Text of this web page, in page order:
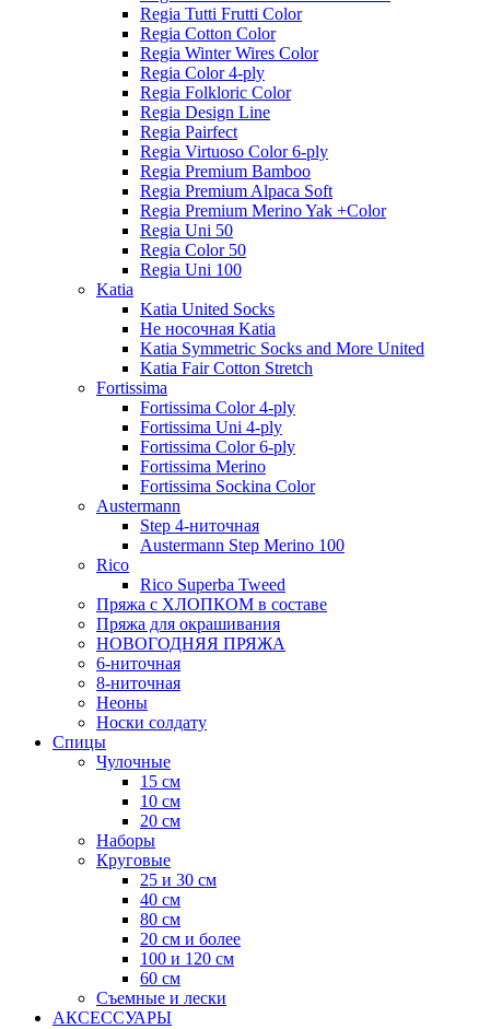
Regia Tutti Frutti Color
Regia Cotton Color
Regia Winter Wires Color
Regia Color 4-ply
Regia Folkloric Color
Regia Design Line
Regia Pairfect
Regia Virtuoso Color 6-ply
Regia Premium Bamboo
Regia Premium Alpaca Soft
Regia Premium Merino Yak +Color
Regia Uni 50
Regia Color 50
Regia Uni 100
Katia
Katia United Socks
Не носочная Katia
Katia Symmetric Socks and More United
Katia Fair Cotton Stretch
Fortissima
Fortissima Color 4-ply
Fortissima Uni 4-ply
Fortissima Color 6-ply
Fortissima Merino
Fortissima Sockina Color
Austermann
Step 4-ниточная
Austermann Step Merino 100
Rico
Rico Superba Tweed
Пряжа с ХЛОПКОМ в составе
Пряжа для окрашивания
НОВОГОДНЯЯ ПРЯЖА
6-ниточная
8-ниточная
Неоны
Носки солдату
Спицы
Чулочные
15 см
10 см
20 см
Наборы
Круговые
25 и 30 см
40 см
80 см
20 см и более
100 и 120 см
60 см
Съемные и лески
АКСЕССУАРЫ